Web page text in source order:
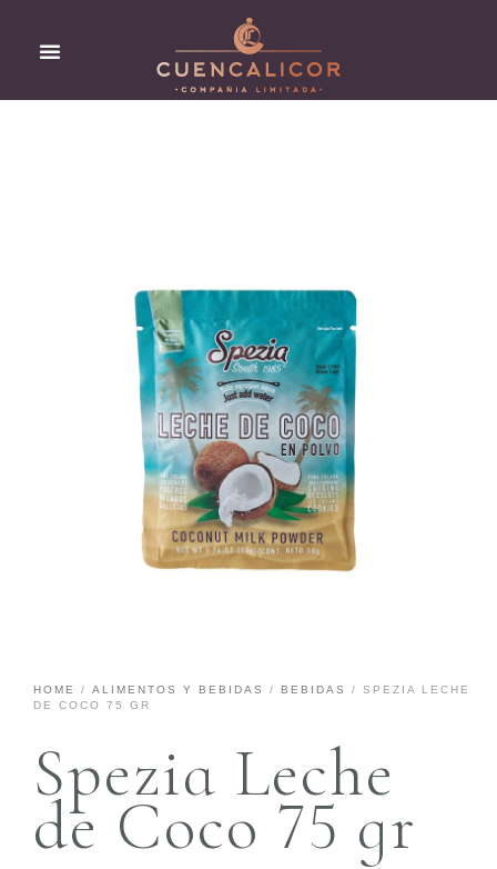
HOME / ALIMENTOS Y BEBIDAS / BEBIDAS
/ SPEZIA LECHE
DE COCO 75 GR
Spezia Leche
de Coco 75 gr